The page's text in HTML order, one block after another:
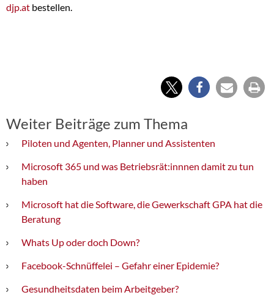
djp.at bestellen.
Weiter Beiträge zum Thema
Piloten und Agenten, Planner und Assistenten
Microsoft 365 und was Betriebsrät:innnen damit zu tun
haben
Microsoft hat die Software, die Gewerkschaft GPA hat die
Beratung
Whats Up oder doch Down?
Facebook-Schnüffelei – Gefahr einer Epidemie?
Gesundheitsdaten beim Arbeitgeber?